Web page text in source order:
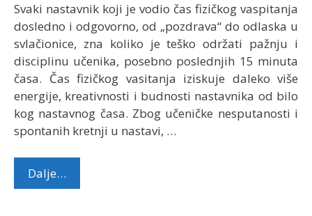
Svaki nastavnik koji je vodio čas fizičkog vaspitanja
dosledno i odgovorno, od „pozdrava“ do odlaska u
svlačionice, zna koliko je teško održati pažnju i
disciplinu učenika, posebno poslednjih 15 minuta
časa. Čas fizičkog vasitanja iziskuje daleko više
energije, kreativnosti i budnosti nastavnika od bilo
kog nastavnog časa. Zbog učeničke nesputanosti i
spontanih kretnji u nastavi, …
Dalje…